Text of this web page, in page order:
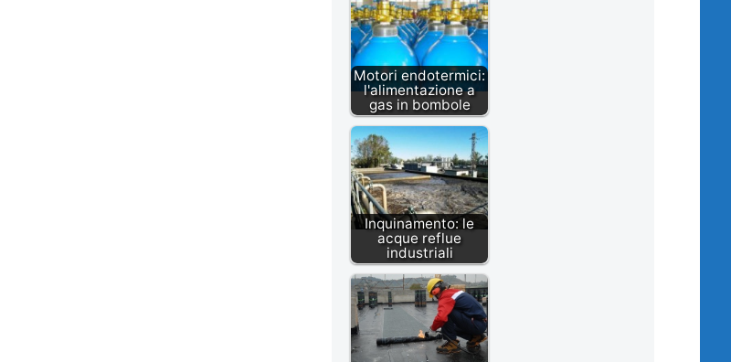
Motori endotermici:
l'alimentazione a
gas in bombole
Inquinamento: le
acque reflue
industriali